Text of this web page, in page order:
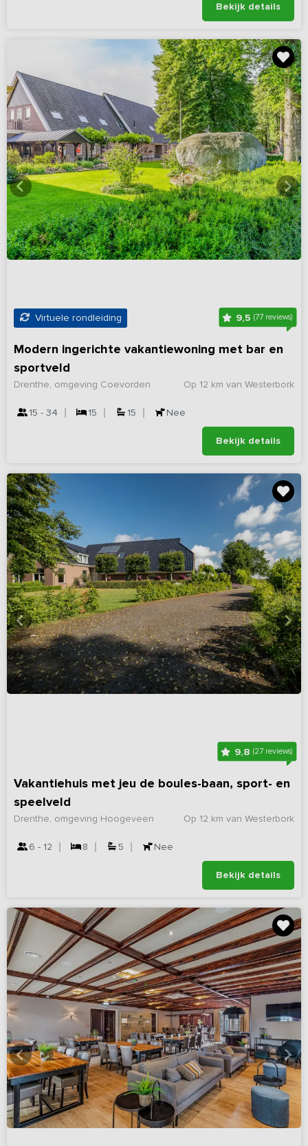
Bekijk details
Virtuele rondleiding 9,5(77 reviews)
Modern ingerichte vakantiewoning met bar en
sportveld
Op 12 km van Westerbork
Drenthe, omgeving Coevorden
15 - 34 15 15 Nee
Bekijk details
9,8 (27 reviews)
Vakantiehuis met jeu de boules-baan, sport- en
speelveld
Op 12 km van Westerbork
Drenthe, omgeving Hoogeveen
6 - 12 8 5 Nee
Bekijk details